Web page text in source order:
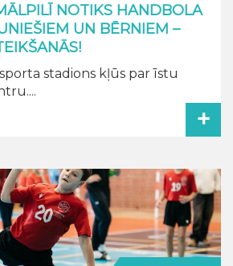
NOTIKS HANDBOLA
UN BĒRNIEM –
stadions kļūs par īstu
+